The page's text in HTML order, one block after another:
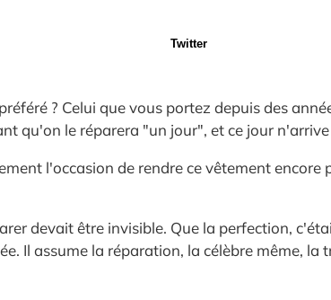
Twitter
? Celui que vous portez depuis des
qu'on le réparera "un jour", et ce jour
l'occasion de rendre ce vêtement
devait être invisible. Que la perfection,
Il assume la réparation, la célèbre même,